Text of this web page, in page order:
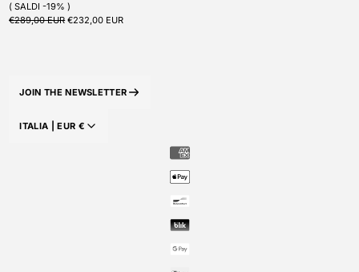
( SALDI -19% )
Prezzo di listino
€289,00 EUR Prezzo scontato
€232,00 EUR
JOIN THE NEWSLETTER
PAESE/AREA GEOGRAFICA:
ITALIA |EUR €